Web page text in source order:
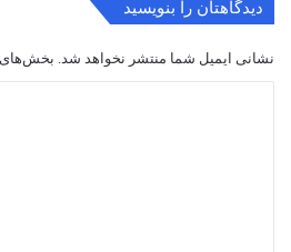
دیدگاهتان را بنویسید
نشانی ایمیل شما منتشر نخواهد شد. بخش‌های